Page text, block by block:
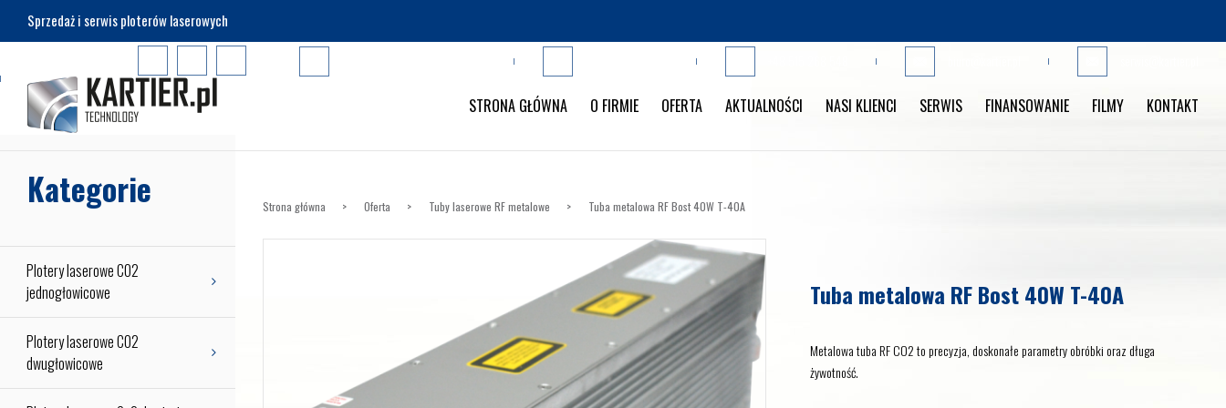
Sprzedaż i serwis ploterów laserowych
STRONA GŁÓWNA O FIRMIE OFERTA AKTUALNOŚCI NASI KLIENCI SERWIS FINANSOWANIE FILMY KONTAKT
Kategorie
Plotery laserowe CO2
jednogłowicowe
Plotery laserowe CO2
dwugłowicowe
Strona główna Oferta Tuby laserowe RF metalowe Tuba metalowa RF Bost 40W T-40A
Tuba metalowa RF Bost 40W T-40A
Metalowa tuba RF CO2 to precyzja, doskonałe parametry obróbki oraz długa
żywotność.